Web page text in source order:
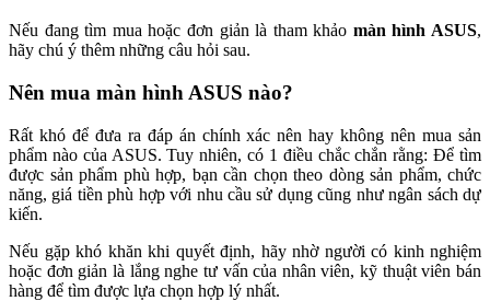
Nếu đang tìm mua hoặc đơn giản là tham khảo màn hình ASUS,
hãy chú ý thêm những câu hỏi sau.
Nên mua màn hình ASUS nào?
Rất khó để đưa ra đáp án chính xác nên hay không nên mua sản
phẩm nào của ASUS. Tuy nhiên, có 1 điều chắc chắn rằng: Để tìm
được sản phẩm phù hợp, bạn cần chọn theo dòng sản phẩm, chức
năng, giá tiền phù hợp với nhu cầu sử dụng cũng như ngân sách dự
kiến.
Nếu gặp khó khăn khi quyết định, hãy nhờ người có kinh nghiệm
hoặc đơn giản là lắng nghe tư vấn của nhân viên, kỹ thuật viên bán
hàng để tìm được lựa chọn hợp lý nhất.